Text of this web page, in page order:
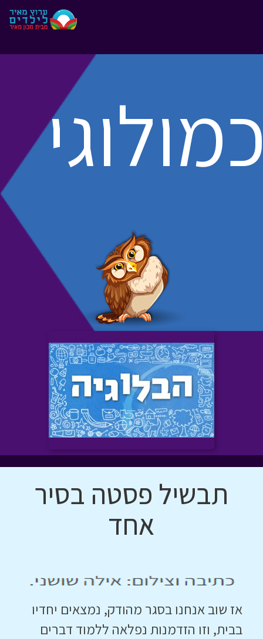
תבשיל פסטה בסיר
אחד
אז שוב אנחנו בסגר מהודק, נמצאים יחדיו
בבית, וזו הזדמנות נפלאה ללמוד דברים